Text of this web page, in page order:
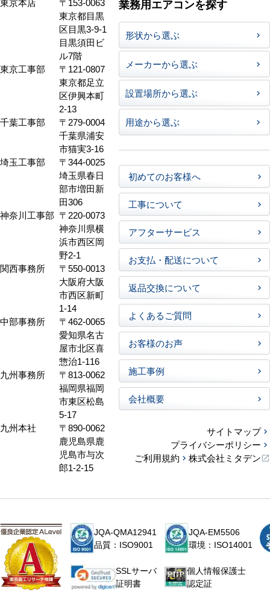
東京都目黒
区目黒3-9-1
目黒須田ビ
ル7階
東京工事部
〒121-0807
東京都足立
区伊興本町
2-13
千葉工事部
〒279-0004
千葉県浦安
市猫実3-16
埼玉工事部
〒344-0025
埼玉県春日
部市増田新
田306
神奈川工事部 〒220-0073
神奈川県横
浜市西区岡
野2-1
関西事務所
〒550-0013
大阪府大阪
市西区新町
1-14
中部事務所
〒462-0065
愛知県名古
屋市北区喜
惣治1-116
九州事務所
〒813-0062
福岡県福岡
市東区松島
5-17
九州本社
〒890-0062
鹿児島県鹿
児島市与次
郎1-2-15
業務用エアコンを探す
形状から選ぶ
メーカーから選ぶ
設置場所から選ぶ
用途から選ぶ
初めてのお客様へ
工事について
アフターサービス
お支払・配送について
返品交換について
よくあるご質問
お客様のお声
施工事例
会社概要
サイトマップ
プライバシーポリシー
ご利用規約
株式会社ミタデン
JQA-QMA12941
品質：ISO9001
JQA-EM5506
環境：ISO14001
SSLサーバ
証明書
個人情報保護士
認定証